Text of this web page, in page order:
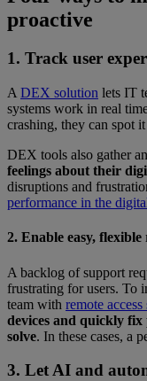
proactive
1. Track user
A DEX solution lets IT
systems work in real
crashing, they can spot
DEX tools also gather
feelings about their
disruptions and
performance in the
2. Enable easy, flexible
A backlog of support
frustrating for users. To
team with remote
devices and quickly
solve. In these cases, a
3. Let AI and